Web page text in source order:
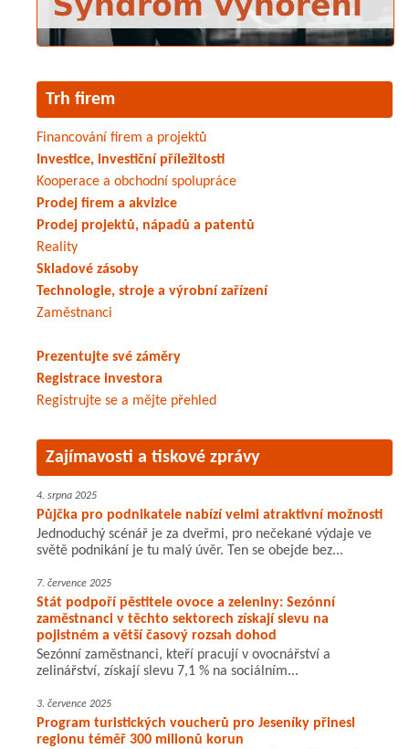
Trh firem
Financování firem a projektů
Investice, investiční příležitosti
Kooperace a obchodní spolupráce
Prodej firem a akvizice
Prodej projektů, nápadů a patentů
Reality
Skladové zásoby
Technologie, stroje a výrobní zařízení
Zaměstnanci
Prezentujte své záměry
Registrace investora
Registrujte se a mějte přehled
Zajímavosti a tiskové zprávy
4. srpna 2025
Půjčka pro podnikatele nabízí velmi atraktivní možnosti
Jednoduchý scénář je za dveřmi, pro nečekané výdaje ve
světě podnikání je tu malý úvěr. Ten se obejde bez...
7. července 2025
Stát podpoří pěstitele ovoce a zeleniny: Sezónní
zaměstnanci v těchto sektorech získají slevu na
pojistném a větší časový rozsah dohod
Sezónní zaměstnanci, kteří pracují v ovocnářství a
zelinářství, získají slevu 7,1 % na sociálním...
3. července 2025
Program turistických voucherů pro Jeseníky přinesl
regionu téměř 300 milionů korun